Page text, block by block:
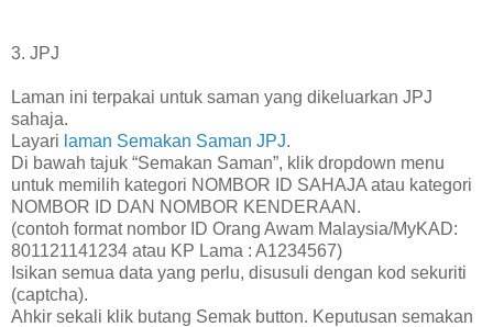
3. JPJ
Laman ini terpakai untuk saman yang dikeluarkan JPJ
sahaja.
Layari laman Semakan Saman JPJ.
Di bawah tajuk “Semakan Saman”, klik dropdown menu
untuk memilih kategori NOMBOR ID SAHAJA atau kategori
NOMBOR ID DAN NOMBOR KENDERAAN.
(contoh format nombor ID Orang Awam Malaysia/MyKAD:
801121141234 atau KP Lama : A1234567)
Isikan semua data yang perlu, disusuli dengan kod sekuriti
(captcha).
Ahkir sekali klik butang Semak button. Keputusan semakan